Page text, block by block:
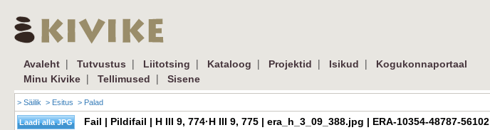
Avaleht | Tutvustus | Liitotsing | Kataloog | Projektid | Isikud |
Kogukonnaportaal
Minu Kivike | Tellimused | Sisene
> Säilik > Esitus > Palad
Fail | Pildifail | H III 9, 774·H III 9, 775 | era_h_3_09_388.jpg | ERA-10354-48787-56102